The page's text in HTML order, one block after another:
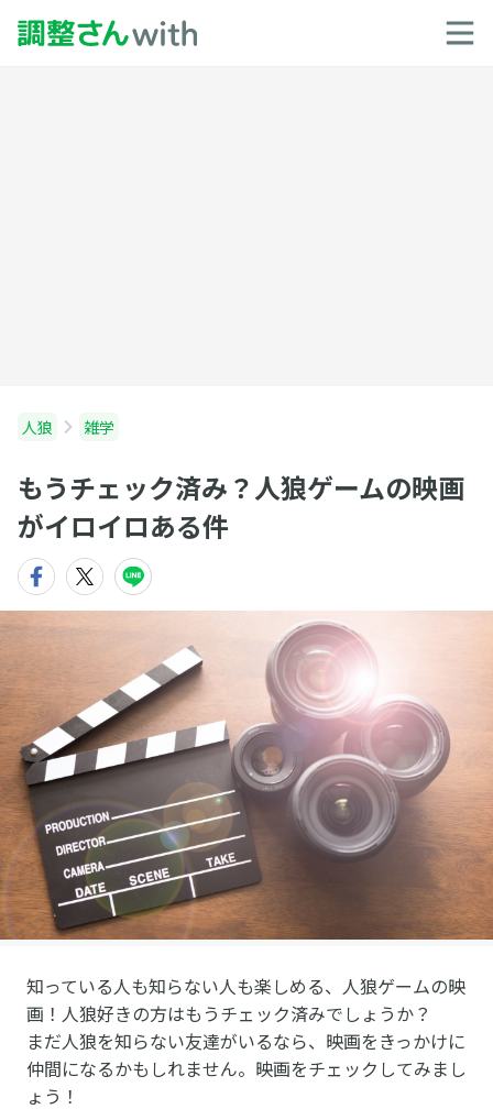
人狼 雑学
もうチェック済み？人狼ゲームの映画
がイロイロある件
知っている人も知らない人も楽しめる、人狼ゲームの映
画！人狼好きの方はもうチェック済みでしょうか？
まだ人狼を知らない友達がいるなら、映画をきっかけに
仲間になるかもしれません。映画をチェックしてみまし
ょう！